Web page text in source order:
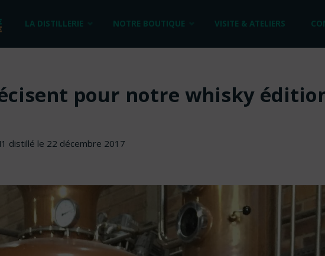
to
LA DISTILLERIE NOTRE BOUTIQUE VISITE & ATELIERS
pour notre whisky
distillé le 22 décembre 2017